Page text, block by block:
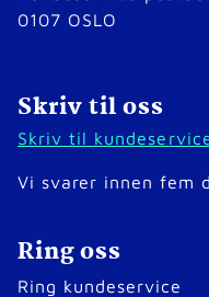
0107 OSLO
Skriv til oss
Skriv til
Vi svarer innen fem
Ring oss
Ring kundeservice